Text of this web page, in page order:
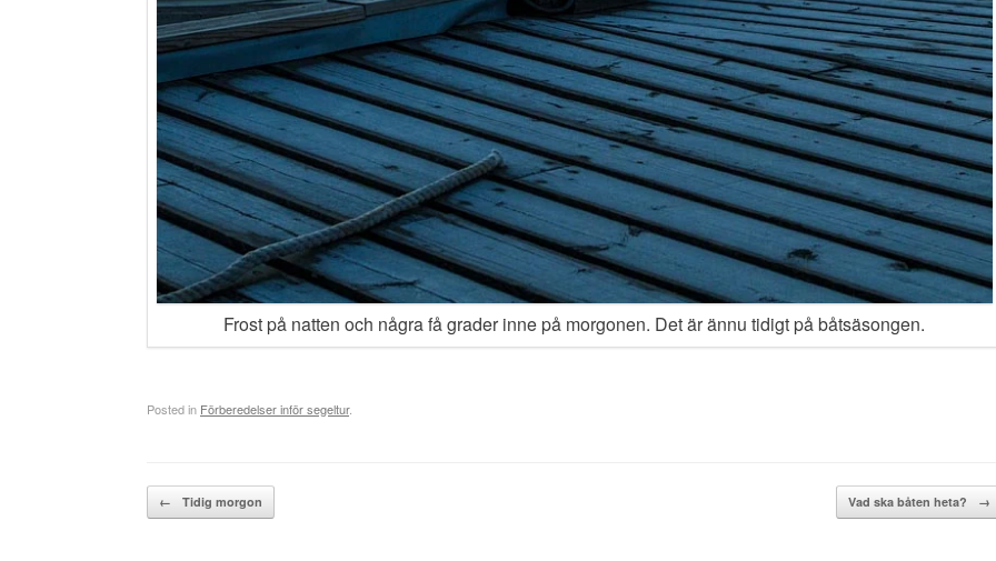
Frost på natten och några få grader inne på morgonen. Det är ännu tidigt på båtsäsongen.
Posted in Förberedelser inför segeltur.
Post navigation
← Tidig morgon Vad ska båten heta? →